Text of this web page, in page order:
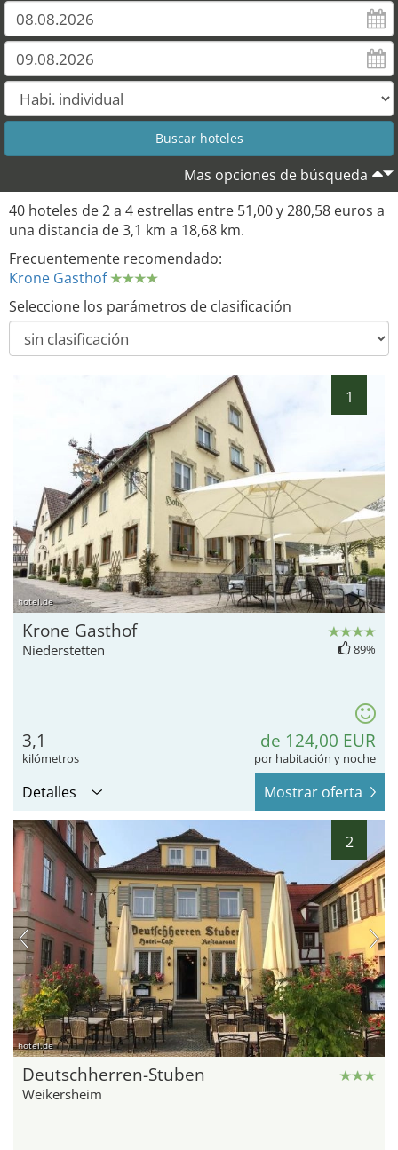
Mas opciones de búsqueda
40 hoteles de 2 a 4 estrellas entre 51,00 y 280,58 euros a
una distancia de 3,1 km a 18,68 km.
Frecuentemente recomendado:
Krone Gasthof
Seleccione los parámetros de clasificación
1
hotel.de
Krone Gasthof
Niederstetten 89%
3,1
kilómetros
de 124,00 EUR
por habitación y noche
Detalles Mostrar oferta
2
hotel.de
Deutschherren-Stuben
Weikersheim